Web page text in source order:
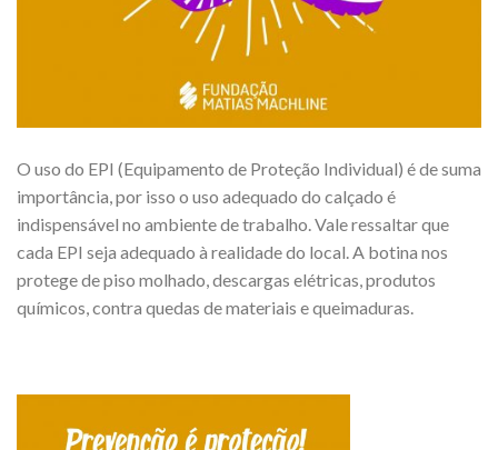
O uso do EPI (Equipamento de Proteção Individual) é de suma
importância, por isso o uso adequado do calçado é
indispensável no ambiente de trabalho. Vale ressaltar que
cada EPI seja adequado à realidade do local. A botina nos
protege de piso molhado, descargas elétricas, produtos
químicos, contra quedas de materiais e queimaduras.